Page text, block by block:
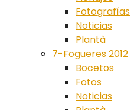
Fotografías
Noticias
Plantà
7-Fogueres 2012
Bocetos
Fotos
Noticias